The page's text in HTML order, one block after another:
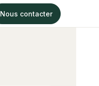
Nous contacter